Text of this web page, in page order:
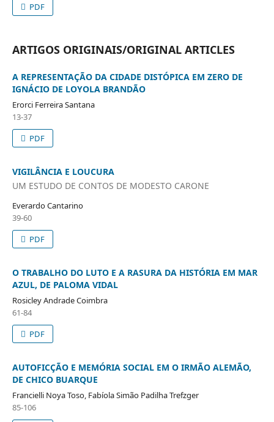
PDF
ARTIGOS ORIGINAIS/ORIGINAL ARTICLES
A REPRESENTAÇÃO DA CIDADE DISTÓPICA EM ZERO DE
IGNÁCIO DE LOYOLA BRANDÃO
Erorci Ferreira Santana
13-37
PDF
VIGILÂNCIA E LOUCURA
UM ESTUDO DE CONTOS DE MODESTO CARONE
Everardo Cantarino
39-60
PDF
O TRABALHO DO LUTO E A RASURA DA HISTÓRIA EM MAR
AZUL, DE PALOMA VIDAL
Rosicley Andrade Coimbra
61-84
PDF
AUTOFICÇÃO E MEMÓRIA SOCIAL EM O IRMÃO ALEMÃO,
DE CHICO BUARQUE
Francielli Noya Toso, Fabíola Simão Padilha Trefzger
85-106